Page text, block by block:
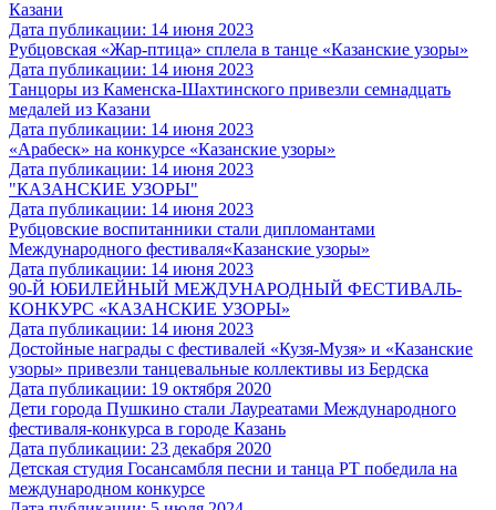
Казани
Дата публикации: 14 июня 2023
Рубцовская «Жар-птица» сплела в танце «Казанские узоры»
Дата публикации: 14 июня 2023
Танцоры из Каменска-Шахтинского привезли семнадцать
медалей из Казани
Дата публикации: 14 июня 2023
«Арабеск» на конкурсе «Казанские узоры»
Дата публикации: 14 июня 2023
"КАЗАНСКИЕ УЗОРЫ"
Дата публикации: 14 июня 2023
Рубцовские воспитанники стали дипломантами
Международного фестиваля«Казанские узоры»
Дата публикации: 14 июня 2023
90-Й ЮБИЛЕЙНЫЙ МЕЖДУНАРОДНЫЙ ФЕСТИВАЛЬ-
КОНКУРС «КАЗАНСКИЕ УЗОРЫ»
Дата публикации: 14 июня 2023
Достойные награды с фестивалей «Кузя-Музя» и «Казанские
узоры» привезли танцевальные коллективы из Бердска
Дата публикации: 19 октября 2020
Дети города Пушкино стали Лауреатами Международного
фестиваля-конкурса в городе Казань
Дата публикации: 23 декабря 2020
Детская студия Госансамбля песни и танца РТ победила на
международном конкурсе